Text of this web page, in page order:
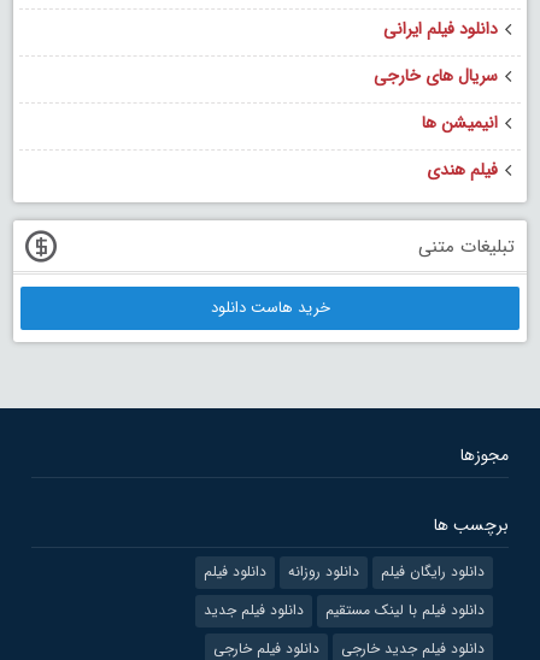
دانلود فیلم ایرانی
سریال های خارجی
انیمیشن ها
فیلم هندی
تبلیغات متنی
خرید هاست دانلود
مجوزها
برچسب ها
دانلود رایگان فیلم دانلود روزانه
دانلود فیلم
دانلود فیلم با لینک مستقیم
دانلود فیلم جدید
دانلود فیلم جدید خارجی
دانلود فیلم خارجی